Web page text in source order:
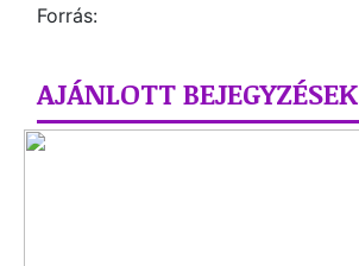
Forrás:
AJÁNLOTT BEJEGYZÉSEK